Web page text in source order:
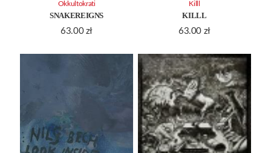
SNAKEREIGNS
63.00 zł
Okkultokrati
KILLL
63.00 zł
Killl